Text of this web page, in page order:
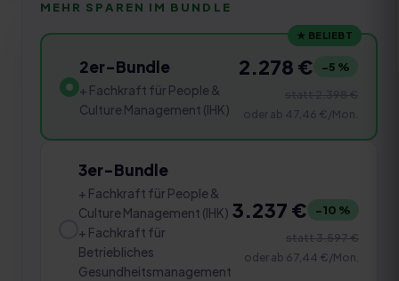
MEHR SPAREN IM BUNDLE
2er-Bundle
+ Fachkraft für People &
Culture Management (IHK)
2.278 € −5 %
oder ab 47,46 € /Mon.
★ BELIEBT
3er-Bundle
+ Fachkraft für People &
Culture Management (IHK)
+ Fachkraft für
Betriebliches
Gesundheitsmanagement
3.237 € −10 %
statt3.597 €
oder ab 67,44 € /Mon.